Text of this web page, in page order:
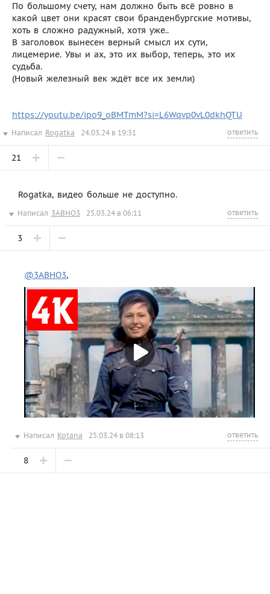
По большому счету, нам должно быть всё ровно в
какой цвет они красят свои бранденбургские мотивы,
хоть в сложно радужный, хотя уже..
В заголовок вынесен верный смысл их сути,
лицемерие. Увы и ах, это их выбор, теперь, это их
судьба.
(Новый железный век ждёт все их земли)
https://youtu.be/ipo9_oBMTmM?si=L6Wqvp0vL0dkhQTU
Написал Rogatka 24.03.24 в 19:31 ответить
21
Rogatka, видео больше не доступно.
Написал 3ABHO3 25.03.24 в 06:11 ответить
3
@3ABHO3,
Написал Kotana 25.03.24 в 08:13 ответить
8